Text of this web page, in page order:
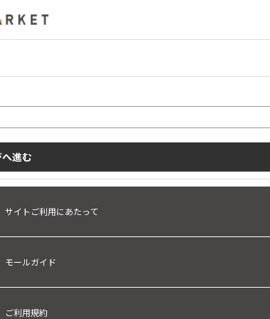
サイトご利用にあたって
モールガイド
ご利用規約